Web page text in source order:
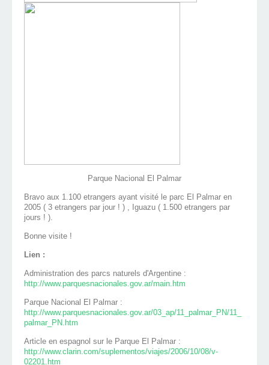
Parque Nacional El Palmar
Bravo aux 1.100 etrangers ayant visité le parc El Palmar en
2005 ( 3 etrangers par jour ! ) , Iguazu ( 1.500 etrangers par
jours ! ).
Bonne visite !
Lien :
Administration des parcs naturels d'Argentine :
http://www.parquesnacionales.gov.ar/main.htm
Parque Nacional El Palmar :
http://www.parquesnacionales.gov.ar/03_ap/11_palmar_PN/11_
palmar_PN.htm
Article en espagnol sur le Parque El Palmar :
http://www.clarin.com/suplementos/viajes/2006/10/08/v-
02201.htm